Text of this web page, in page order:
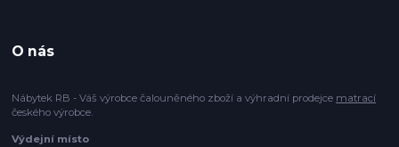
O nás
Nábytek RB - Váš výrobce čalouněného zboží a výhradní prodejce matrací
českého výrobce.
Výdejní místo